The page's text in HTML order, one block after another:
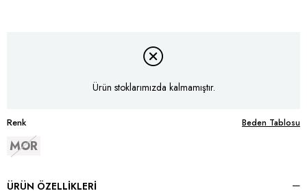
Ürün stoklarımızda kalmamıştır.
Renk Beden Tablosu
MOR
ÜRÜN ÖZELLIKLERI